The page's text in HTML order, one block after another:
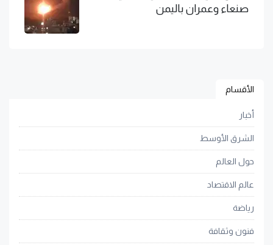
صنعاء وعمران باليمن
الأقسام
أخبار
الشرق الأوسط
حول العالم
عالم الاقتصاد
رياضة
فنون وثقافة